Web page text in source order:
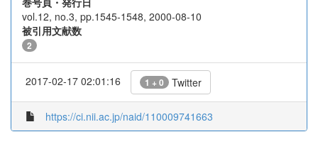
vol.12, no.3, pp.1545-1548, 2000-08-10
被引用文献数
2
2017-02-17 02:01:16 1 + 0 Twitter
https://ci.nii.ac.jp/naid/110009741663